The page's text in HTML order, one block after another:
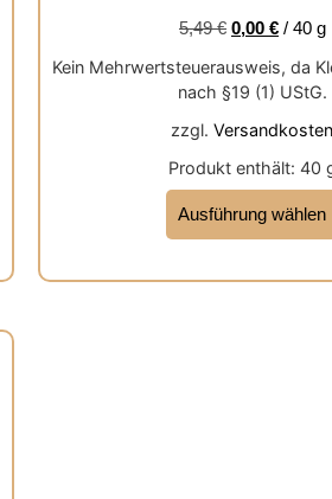
5,49€ 0,00 €/ 40 g
Kein Mehrwertsteuerausweis, da
nach §19 (1) UStG.
zzgl.Versandkosten
Produkt enthält: 40
Ausführung wählen